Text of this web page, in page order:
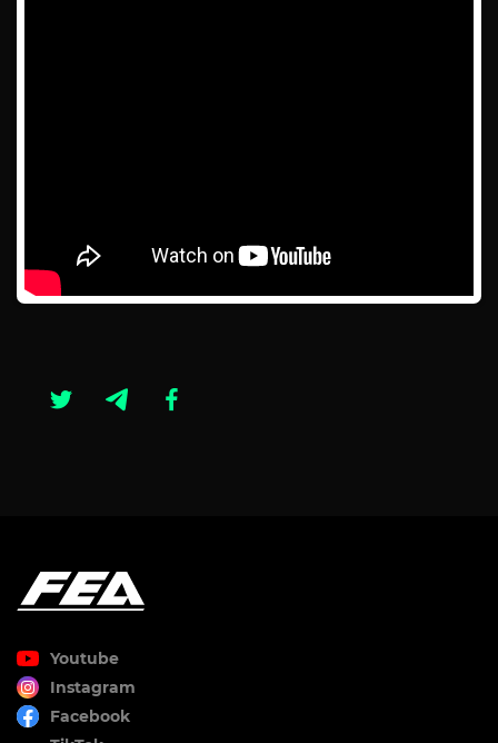
Youtube
Instagram
Facebook